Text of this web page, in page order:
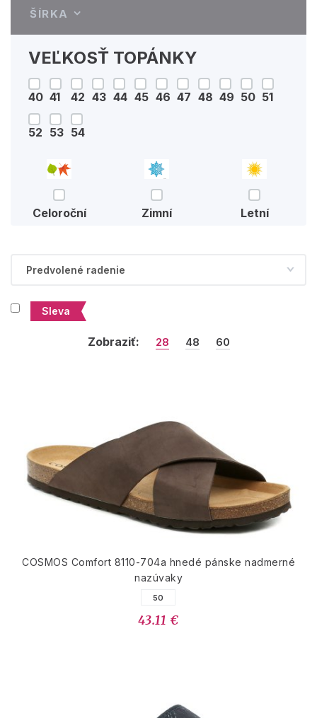
ŠÍRKA
VEĽKOSŤ TOPÁNKY
40 41 42 43 44 45 46 47 48 49 50 51
52 53 54
Celoroční Zimní Letní
Sleva
Zobraziť: 28 48 60
COSMOS Comfort 8110-704a hnedé pánske nadmerné
nazúvaky
50
43.11 €